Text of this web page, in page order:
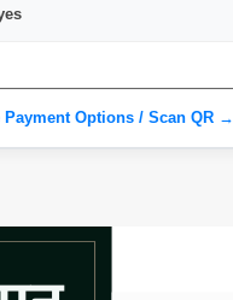
Payment Options / Scan QR →